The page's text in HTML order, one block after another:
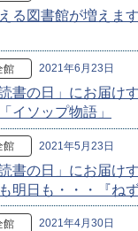
る図書館が増えま
館 2021年6月23日
読書の日」にお届
ソップ物語」
館 2021年5月23日
読書の日」にお届
日も・・・『ねず
館 2021年4月30日